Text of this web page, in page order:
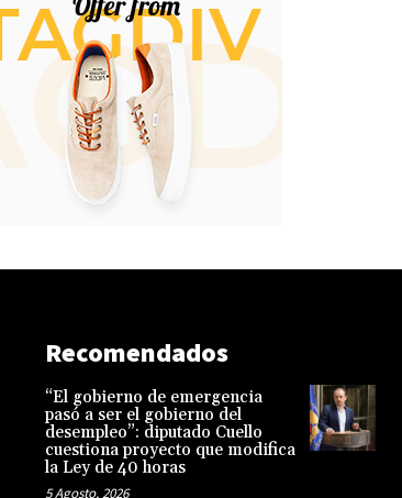
Recomendados
“El gobierno de emergencia
pasó a ser el gobierno del
desempleo”: diputado Cuello
cuestiona proyecto que modifica
la Ley de 40 horas
5 Agosto, 2026